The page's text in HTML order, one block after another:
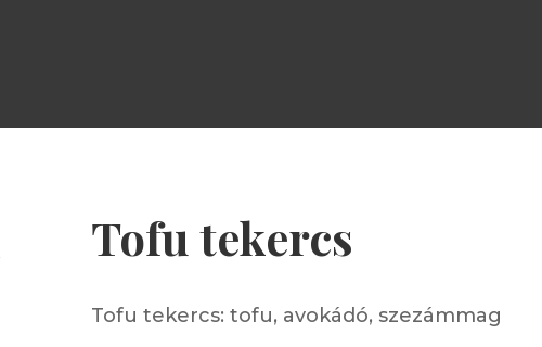
Tofu tekercs
Tofu tekercs: tofu, avokádó, szezámmag